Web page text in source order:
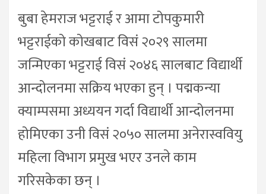
बुबा हेमराज भट्टराई र आमा टोपकुमारी
भट्टराईको कोखबाट विसं २०२९ सालमा
जन्मिएका भट्टराई विसं २०४६ सालबाट विद्यार्थी
आन्दोलनमा सक्रिय भएका हुन् । पद्मकन्या
क्याम्पसमा अध्ययन गर्दा विद्यार्थी आन्दोलनमा
होमिएका उनी विसं २०५० सालमा अनेरास्ववियु
महिला विभाग प्रमुख भएर उनले काम
गरिसकेका छन् ।